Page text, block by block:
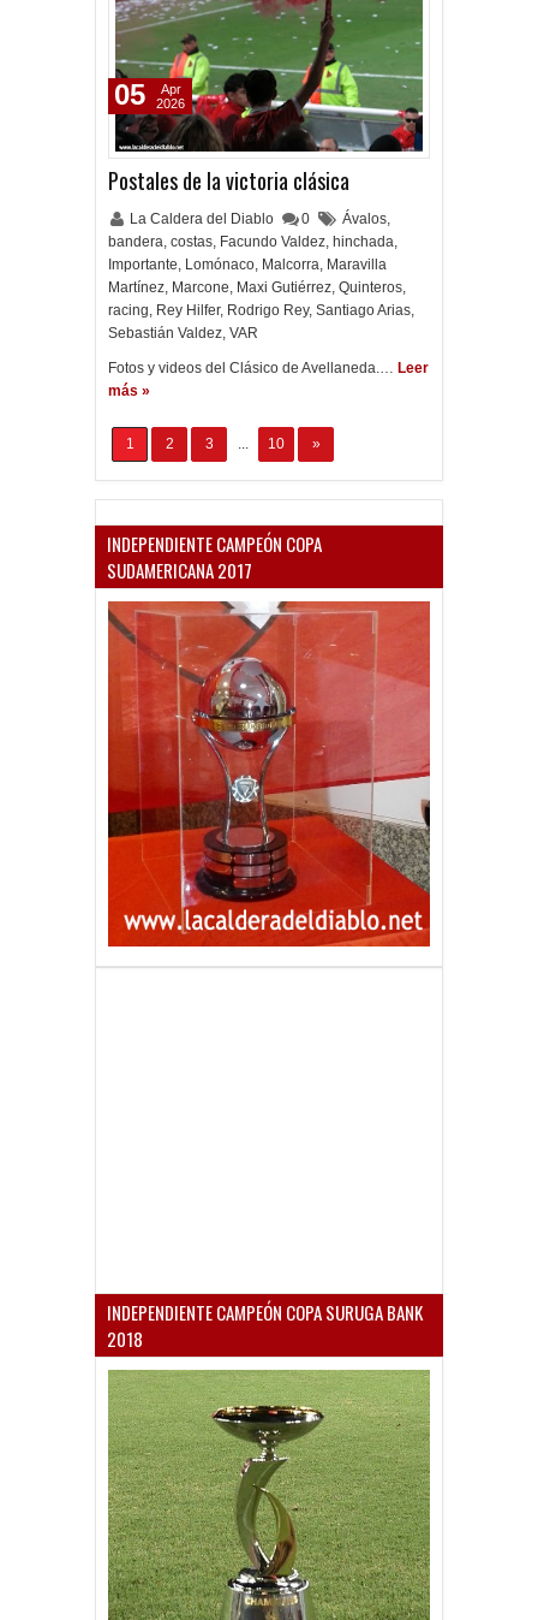
Postales de la victoria clásica
La Caldera del Diablo 0 Ávalos,
bandera, costas, Facundo Valdez, hinchada,
Importante, Lomónaco, Malcorra, Maravilla
Martínez, Marcone, Maxi Gutiérrez, Quinteros,
racing, Rey Hilfer, Rodrigo Rey, Santiago Arias,
Sebastián Valdez, VAR
Fotos y videos del Clásico de Avellaneda.… Leer
más »
05
Apr
2026
1 2 3 ... 10 »
INDEPENDIENTE CAMPEÓN COPA
SUDAMERICANA 2017
INDEPENDIENTE CAMPEÓN COPA SURUGA BANK
2018